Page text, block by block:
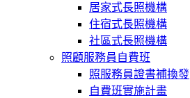
居家式長照機構
住宿式長照機構
社區式長照機構
照顧服務員自費班
照服務員證書補換發
自費班實施計畫